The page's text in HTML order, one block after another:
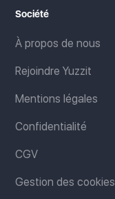
Société
À propos de nous
Rejoindre Yuzzit
Mentions légales
Confidentialité
CGV
Gestion des cookies